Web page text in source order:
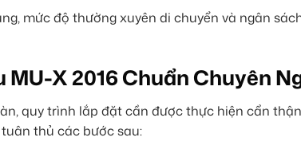
mức độ thường xuyên di chuyển và ngân
X 2016 Chuẩn Chuyên
quy trình lắp đặt cần được thực hiện cẩn
thủ các bước sau: